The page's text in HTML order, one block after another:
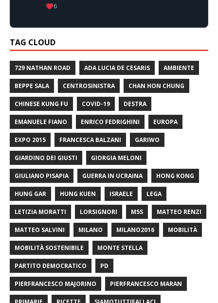
6
TAG CLOUD
729 NATHAN ROAD ADA LUCIA DE CESARIS AMBIENTE
BEPPE SALA CENTROSINISTRA CHAN HON CHUNG
CHINESE KUNG FU COVID-19 DESTRA
EMANUELE FIANO ENRICO FEDRIGHINI EUROPA
EXPO 2015 FRANCESCA BALZANI GARIWO
GIARDINO DEI GIUSTI GIORGIA MELONI
GIULIANO PISAPIA GUERRA IN UCRAINA HONG KONG
HUNG GAR HUNG KUEN ISRAELE LEGA
LETIZIA MORATTI LORSIGNORI M5S MATTEO RENZI
MATTEO SALVINI MILANO MILANO2016 MOBILITÀ
MOBILITÀ SOSTENIBILE MONTE STELLA
PARTITO DEMOCRATICO PD
PIERFRANCESCO MAJORINO PIERFRANCESCO MARAN